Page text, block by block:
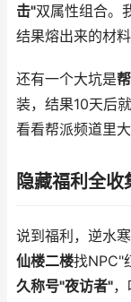
击"双属性组合。
结果熔出来的材
还有一个大坑是
装，结果10天后
看看帮派频道里
隐藏福利全收
说到福利，逆水
仙楼二楼找NPC"
久称号"夜访者"